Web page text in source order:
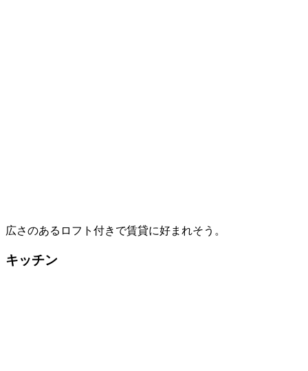
広さのあるロフト付きで賃貸に好まれそう。
キッチン